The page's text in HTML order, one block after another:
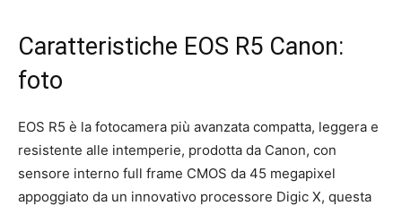
Caratteristiche EOS R5 Canon:
foto
EOS R5 è la fotocamera più avanzata compatta, leggera e
resistente alle intemperie, prodotta da Canon, con
sensore interno full frame CMOS da 45 megapixel
appoggiato da un innovativo processore Digic X, questa